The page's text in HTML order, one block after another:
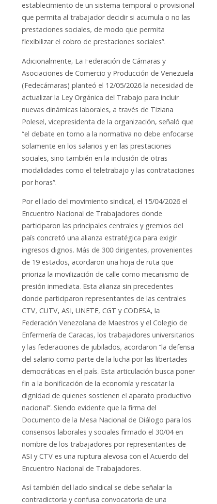
establecimiento de un sistema temporal o provisional
que permita al trabajador decidir si acumula o no las
prestaciones sociales, de modo que permita
flexibilizar el cobro de prestaciones sociales”.
Adicionalmente, La Federación de Cámaras y
Asociaciones de Comercio y Producción de Venezuela
(Fedecámaras) planteó el 12/05/2026 la necesidad de
actualizar la Ley Orgánica del Trabajo para incluir
nuevas dinámicas laborales, a través de Tiziana
Polesel, vicepresidenta de la organización, señaló que
“el debate en torno a la normativa no debe enfocarse
solamente en los salarios y en las prestaciones
sociales, sino también en la inclusión de otras
modalidades como el teletrabajo y las contrataciones
por horas”.
Por el lado del movimiento sindical, el 15/04/2026 el
Encuentro Nacional de Trabajadores donde
participaron las principales centrales y gremios del
país concretó una alianza estratégica para exigir
ingresos dignos. Más de 300 dirigentes, provenientes
de 19 estados, acordaron una hoja de ruta que
prioriza la movilización de calle como mecanismo de
presión inmediata. Esta alianza sin precedentes
donde participaron representantes de las centrales
CTV, CUTV, ASI, UNETE, CGT y CODESA, la
Federación Venezolana de Maestros y el Colegio de
Enfermería de Caracas, los trabajadores universitarios
y las federaciones de jubilados, acordaron “la defensa
del salario como parte de la lucha por las libertades
democráticas en el país. Esta articulación busca poner
fin a la bonificación de la economía y rescatar la
dignidad de quienes sostienen el aparato productivo
nacional”. Siendo evidente que la firma del
Documento de la Mesa Nacional de Diálogo para los
consensos laborales y sociales firmado el 30/04 en
nombre de los trabajadores por representantes de
ASI y CTV es una ruptura alevosa con el Acuerdo del
Encuentro Nacional de Trabajadores.
Así también del lado sindical se debe señalar la
contradictoria y confusa convocatoria de una